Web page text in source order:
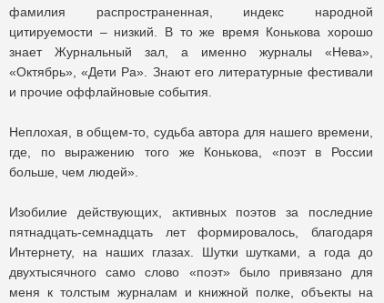
фамилия распространенная, индекс народной
цитируемости – низкий. В то же время Конькова хорошо
знает Журнальный зал, а именно журналы «Нева»,
«Октябрь», «Дети Ра». Знают его литературные фестивали
и прочие оффлайновые события.
Неплохая, в общем-то, судьба автора для нашего времени,
где, по выражению того же Конькова, «поэт в России
больше, чем людей».
Изобилие действующих, активных поэтов за последние
пятнадцать-семнадцать лет формировалось, благодаря
Интернету, на наших глазах. Шутки шутками, а года до
двухтысячного само слово «поэт» было привязано для
меня к толстым журналам и книжной полке, объекты на